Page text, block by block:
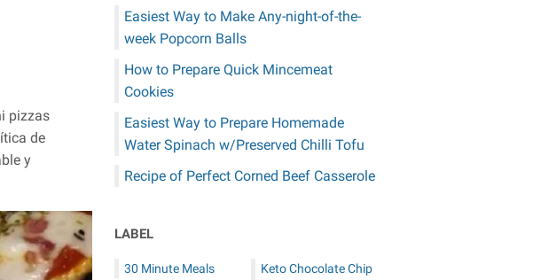
pizzas
de
y
Easiest Way to Make Any-night-of-the-
week Popcorn Balls
How to Prepare Quick Mincemeat
Cookies
Easiest Way to Prepare Homemade
Water Spinach w/Preserved Chilli Tofu
Recipe of Perfect Corned Beef Casserole
LABEL
30 Minute Meals
Keto Chocolate Chip